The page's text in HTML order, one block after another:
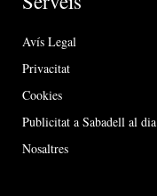
Avís Legal
Privacitat
Cookies
Publicitat a Sabadell al dia
Nosaltres